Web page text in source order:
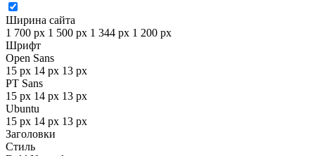
Ширина сайта
1 700 px 1 500 px 1 344 px 1 200 px
Шрифт
Open Sans
15 px 14 px 13 px
PT Sans
15 px 14 px 13 px
Ubuntu
15 px 14 px 13 px
Заголовки
Стиль